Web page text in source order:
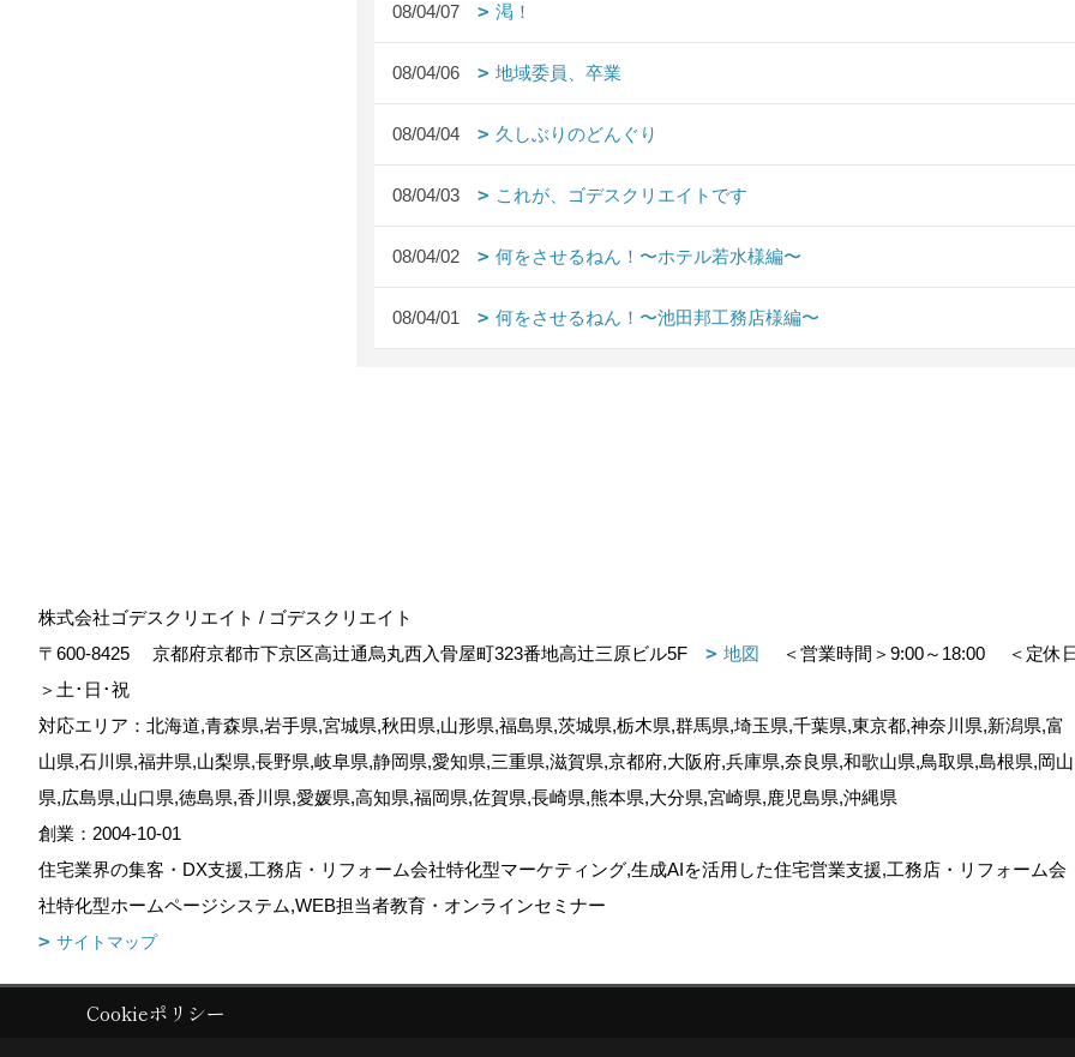
08/04/07 渇！
08/04/06 地域委員、卒業
08/04/04 久しぶりのどんぐり
08/04/03 これが、ゴデスクリエイトです
08/04/02 何をさせるねん！〜ホテル若水様編〜
08/04/01 何をさせるねん！〜池田邦工務店様編〜
株式会社ゴデスクリエイト / ゴデスクリエイト
〒600-8425
京都府京都市下京区高辻通烏丸西入骨屋町323番地高辻三原ビル5F 地図 ＜営業時間＞9:00～18:00
＜定休
＞土･日･祝
対応エリア：北海道,青森県,岩手県,宮城県,秋田県,山形県,福島県,茨城県,栃木県,群馬県,埼玉県,千葉県,東京都,神奈川県,新潟県,富
山県,石川県,福井県,山梨県,長野県,岐阜県,静岡県,愛知県,三重県,滋賀県,京都府,大阪府,兵庫県,奈良県,和歌山県,鳥取県,島根県,岡山
県,広島県,山口県,徳島県,香川県,愛媛県,高知県,福岡県,佐賀県,長崎県,熊本県,大分県,宮崎県,鹿児島県,沖縄県
創業：2004-10-01
住宅業界の集客・DX支援,工務店・リフォーム会社特化型マーケティング,生成AIを活用した住宅営業支援,工務店・リフォーム会
社特化型ホームページシステム,WEB担当者教育・オンラインセミナー
サイトマップ
Copyright (c) GODDESS CREATE. All Rights Reserved.
Cookieポリシー